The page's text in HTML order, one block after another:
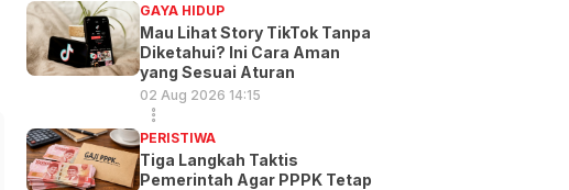
GAYA HIDUP
Mau Lihat Story TikTok Tanpa
Diketahui? Ini Cara Aman
yang Sesuai Aturan
02 Aug 2026 14:15
PERISTIWA
Tiga Langkah Taktis
Pemerintah Agar PPPK Tetap